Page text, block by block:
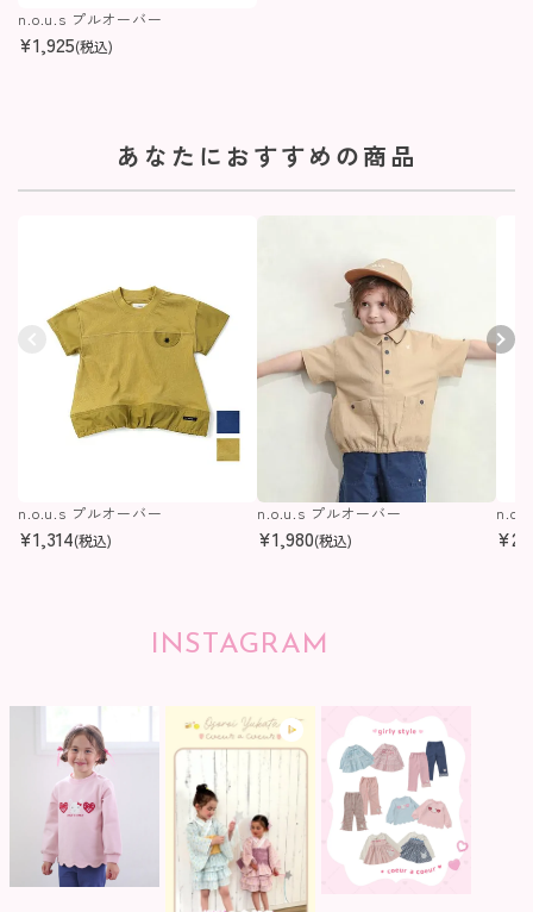
n.o.u.s プルオーバー
¥1,925(税込)
あなたにおすすめの商品
n.o.u.s プルオーバー
¥1,314(税込)
n.o.u.s プルオーバー
¥1,980(税込) ¥
INSTAGRAM